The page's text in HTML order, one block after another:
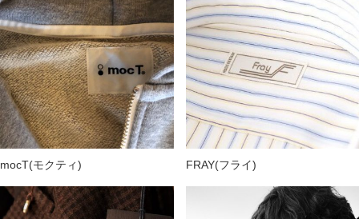
mocT(モクティ) FRAY(フライ)